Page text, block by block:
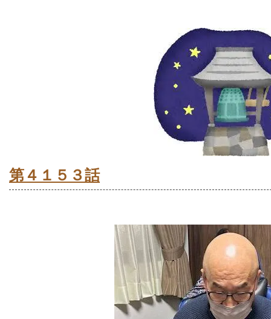
第４１５３話